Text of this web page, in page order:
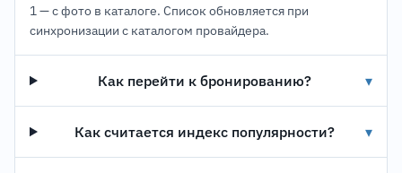
1 — с фото в каталоге. Список обновляется при
синхронизации с каталогом провайдера.
Как перейти к бронированию? ▾
Как считается индекс популярности? ▾